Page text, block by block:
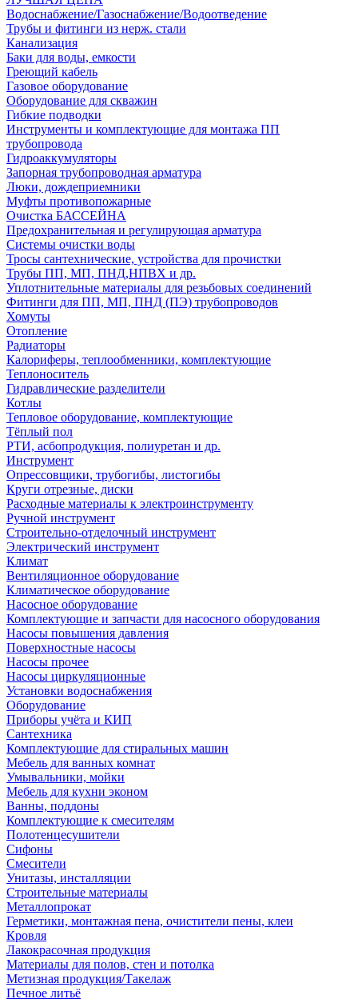
Водоснабжение/Газоснабжение/Водоотведение
Трубы и фитинги из нерж. стали
Канализация
Баки для воды, емкости
Греющий кабель
Газовое оборудование
Оборудование для скважин
Гибкие подводки
Инструменты и комплектующие для монтажа ПП
трубопровода
Гидроаккумуляторы
Запорная трубопроводная арматура
Люки, дождеприемники
Муфты противопожарные
Очистка БАССЕЙНА
Предохранительная и регулирующая арматура
Системы очистки воды
Тросы сантехнические, устройства для прочистки
Трубы ПП, МП, ПНД,НПВХ и др.
Уплотнительные материалы для резьбовых соединений
Фитинги для ПП, МП, ПНД (ПЭ) трубопроводов
Хомуты
Отопление
Радиаторы
Калориферы, теплообменники, комплектующие
Теплоноситель
Гидравлические разделители
Котлы
Тепловое оборудование, комплектующие
Тёплый пол
РТИ, асбопродукция, полиуретан и др.
Инструмент
Опрессовщики, трубогибы, листогибы
Круги отрезные, диски
Расходные материалы к электроинструменту
Ручной инструмент
Строительно-отделочный инструмент
Электрический инструмент
Климат
Вентиляционное оборудование
Климатическое оборудование
Насосное оборудование
Комплектующие и запчасти для насосного оборудования
Насосы повышения давления
Поверхностные насосы
Насосы прочее
Насосы циркуляционные
Установки водоснабжения
Оборудование
Приборы учёта и КИП
Сантехника
Комплектующие для стиральных машин
Мебель для ванных комнат
Умывальники, мойки
Мебель для кухни эконом
Ванны, поддоны
Комплектующие к смесителям
Полотенцесушители
Сифоны
Смесители
Унитазы, инсталляции
Строительные материалы
Металлопрокат
Герметики, монтажная пена, очистители пены, клеи
Кровля
Лакокрасочная продукция
Материалы для полов, стен и потолка
Метизная продукция/Такелаж
Печное литьё